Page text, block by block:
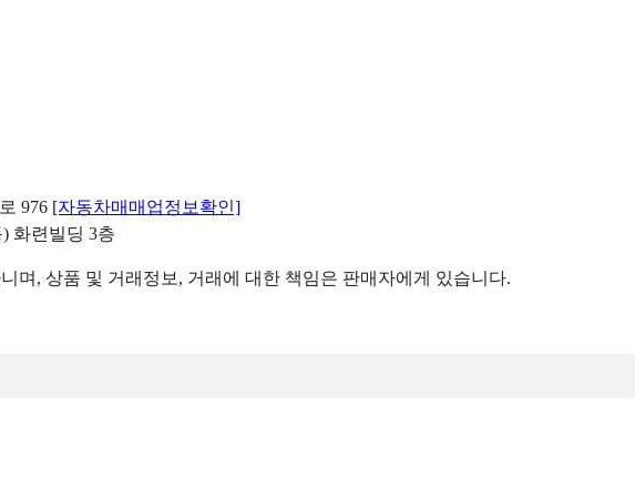
976 [자동차매매업정보확인]
화련빌딩 3층
며, 상품 및 거래정보, 거래에 대한 책임은 판매자에게 있습니다.